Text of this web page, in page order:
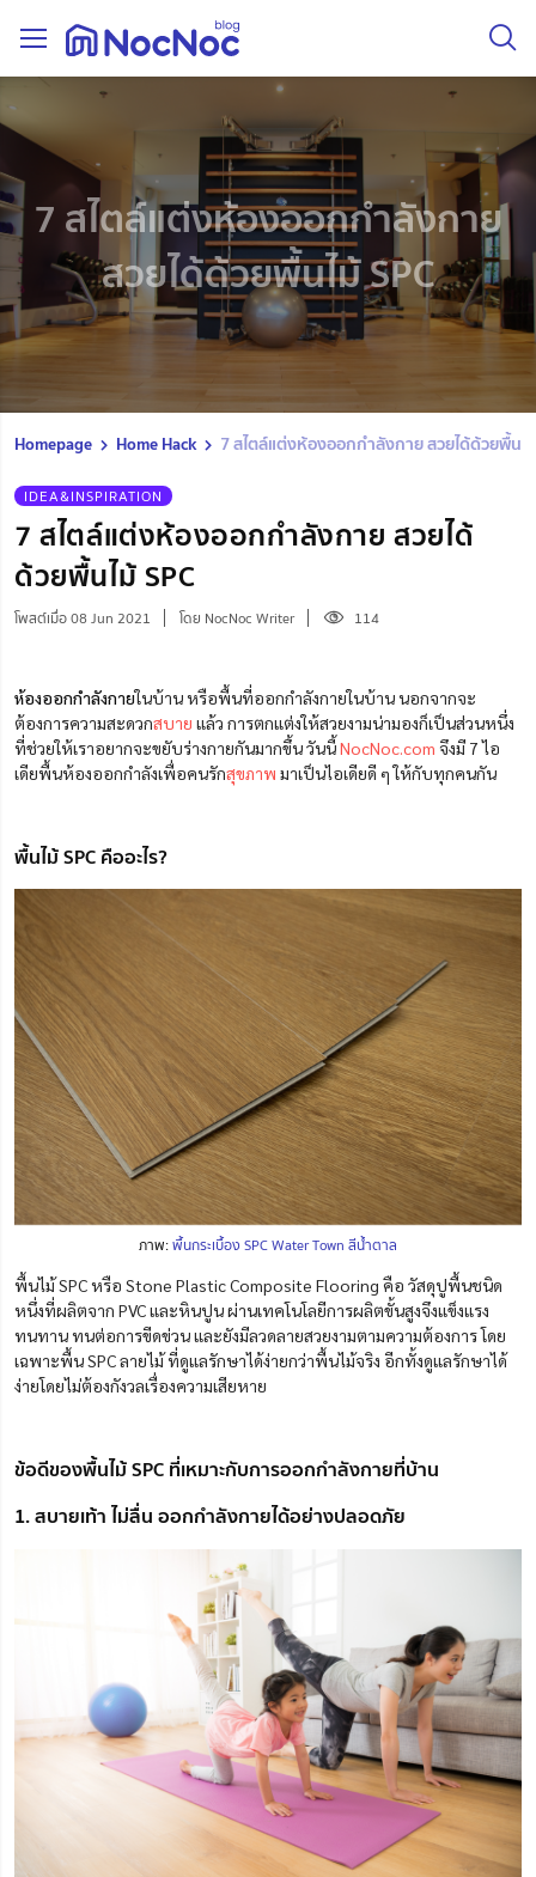
7 สไตล์แต่งห้องออกกำลังกาย
สวยได้ด้วยพื้นไม้ SPC
Homepage Home Hack 7 สไตล์แต่งห้องออกกำลังกาย สวยได้ด้วยพื้นไ
IDEA&INSPIRATION
7 สไตล์แต่งห้องออกกำลังกาย สวยได้
ด้วยพื้นไม้ SPC
โพสต์เมื่อ 08 Jun 2021 โดย NocNoc Writer 114
ห้องออกกำลังกายในบ้าน หรือพื้นที่ออกกำลังกายในบ้าน นอกจากจะ
ต้องการความสะดวกสบาย แล้ว การตกแต่งให้สวยงามน่ามองก็เป็นส่วนหนึ่ง
ที่ช่วยให้เราอยากจะขยับร่างกายกันมากขึ้น วันนี้NocNoc.com จึงมี 7 ไอ
เดียพื้นห้องออกกำลังเพื่อคนรักสุขภาพ มาเป็นไอเดียดี ๆ ให้กับทุกคนกัน
พื้นไม้ SPC คืออะไร?
ภาพ:พื้นกระเบื้อง SPC Water Town สีน้ำตาล
พื้นไม้ SPC หรือ Stone Plastic Composite Flooring คือ วัสดุปูพื้นชนิด
หนึ่งที่ผลิตจาก PVC และหินปูน ผ่านเทคโนโลยีการผลิตขั้นสูงจึงแข็งแรง
ทนทาน ทนต่อการขีดข่วน และยังมีลวดลายสวยงามตามความต้องการ โดย
เฉพาะพื้น SPC ลายไม้ ที่ดูแลรักษาได้ง่ายกว่าพื้นไม้จริง อีกทั้งดูแลรักษาได้
ง่ายโดยไม่ต้องกังวลเรื่องความเสียหาย
ข้อดีของพื้นไม้ SPC ที่เหมาะกับการออกกำลังกายที่บ้าน
1. สบายเท้า ไม่ลื่น ออกกำลังกายได้อย่างปลอดภัย